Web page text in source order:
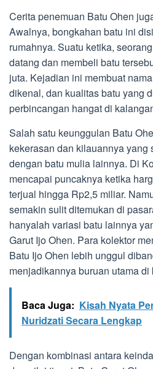
Cerita penemuan Batu Ohen
Awalnya, bongkahan batu ini
rumahnya. Suatu ketika,
datang dan membeli batu
juta. Kejadian ini membuat
dikenal, dan kualitas batu yang
perbincangan hangat di
Salah satu keunggulan Batu
kekerasan dan kilauannya yang
dengan batu mulia lainnya. Di
mencapai puncaknya ketika
terjual hingga Rp2,5 miliar.
semakin sulit ditemukan di
hanyalah variasi batu lainnya
Garut Ijo Ohen. Para kolektor
Batu Ijo Ohen lebih unggul
menjadikannya buruan utama
Baca Juga: Kisah Nyata
Nuridzati Secara Lengkap
Dengan kombinasi antara